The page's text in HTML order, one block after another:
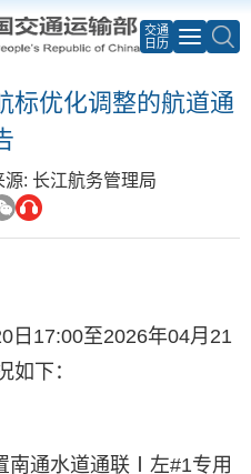
交通
日历
标优化调整的航道通
源: 长江航务管理局
日17:00至2026年04月21
如下：
南通水道通联Ⅰ左#1专用